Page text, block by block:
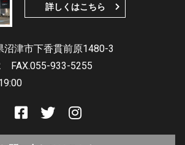
詳しくはこちら
沼津市下香貫前原1480-3
FAX.055-933-5255